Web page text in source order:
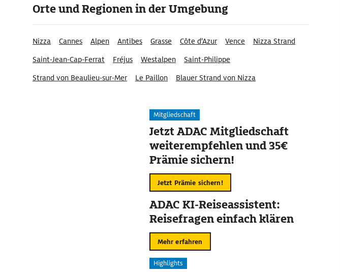
Orte und Regionen in der Umgebung
Nizza Cannes Alpen Antibes Grasse Côte d’Azur Vence
Nizza Strand
Saint-Jean-Cap-Ferrat
Fréjus Westalpen
Saint-Philippe
Strand von Beaulieu-sur-Mer
Le Paillon
Blauer Strand von Nizza
Mitgliedschaft
Jetzt ADAC Mitgliedschaft
weiterempfehlen und 35€
Prämie sichern!
Jetzt Prämie sichern!
ADAC KI-Reiseassistent:
Reisefragen einfach klären
Mehr erfahren
Highlights